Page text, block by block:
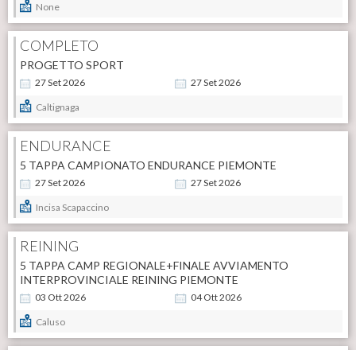
None
COMPLETO
27Set2026 27Set2026
PROGETTO SPORT
Caltignaga
ENDURANCE
27Set2026 27Set2026
5 TAPPA CAMPIONATO ENDURANCE PIEMONTE
Incisa Scapaccino
REINING
03 Ott2026 04 Ott2026
5 TAPPA CAMP REGIONALE+FINALE AVVIAMENTO
INTERPROVINCIALE REINING PIEMONTE
Caluso